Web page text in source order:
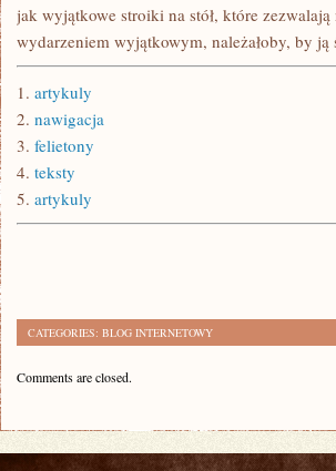
jak wyjątkowe stroiki na stół, które
wydarzeniem wyjątkowym, należałoby, by ją
1. artykuly
2. nawigacja
3. felietony
4. teksty
5. artykuly
CATEGORIES: BLOG INTERNETOWY
Comments are closed.